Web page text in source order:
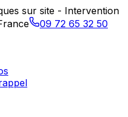
sur site - Intervention
09 72 65 32 50